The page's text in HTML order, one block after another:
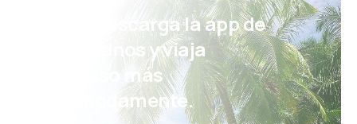
¡Eh! Descarga la app de
eDestinos y viaja
incluso más
cómodamente.